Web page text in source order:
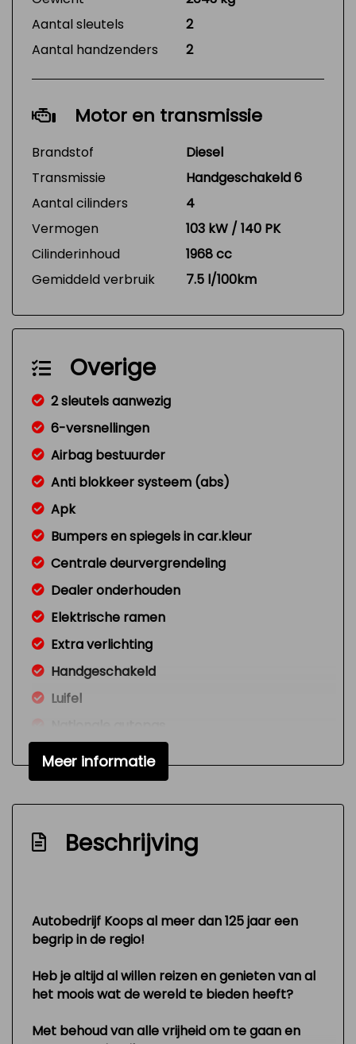
Aantal sleutels
2
Aantal handzenders
2
Motor en transmissie
Brandstof
Diesel
Transmissie
Handgeschakeld 6
Aantal cilinders
4
Vermogen
103 kW / 140 PK
Cilinderinhoud
1968 cc
Gemiddeld verbruik
7.5 l/100km
Overige
2 sleutels aanwezig
6-versnellingen
Airbag bestuurder
Anti blokkeer systeem (abs)
Apk
Bumpers en spiegels in car.kleur
Centrale deurvergrendeling
Dealer onderhouden
Elektrische ramen
Extra verlichting
Handgeschakeld
Luifel
Onderhoudsboekjes aanwezig
Radio cd-speler
Toilet
Variable interval ruitenwisser
Versnellingspook op dashboard
Voortent
Zeer mooie en technisch goed
Exterieur
Buitenspiegels elektrisch verstelbaar
Meer informatie
Beschrijving
Autobedrijf Koops al meer dan 125 jaar een
begrip in de regio!
Heb je altijd al willen reizen en genieten van al
het moois wat de wereld te bieden heeft?
Met behoud van alle vrijheid om te gaan en